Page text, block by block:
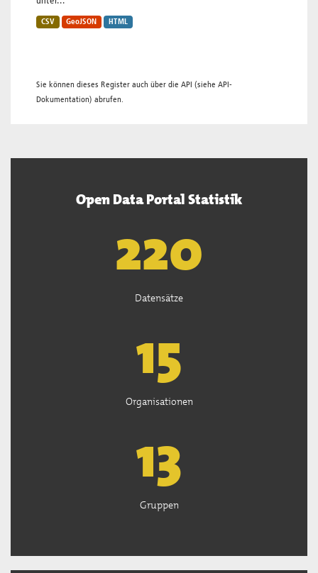
CSV GeoJSON HTML
Sie können dieses Register auch über die API (siehe API-
Dokumentation) abrufen.
Open Data Portal Statistik
222
Datensätze
15
Organisationen
13
Gruppen